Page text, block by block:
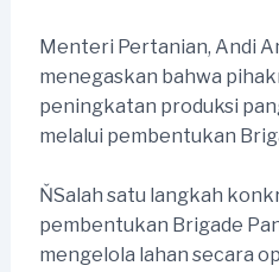
Menteri Pertanian, Andi
menegaskan bahwa
peningkatan produksi
melalui pembentukan
ŇSalah satu langkah
pembentukan Brigade
mengelola lahan secara